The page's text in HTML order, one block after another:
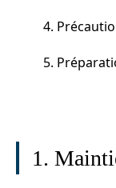
4.
5.
1.